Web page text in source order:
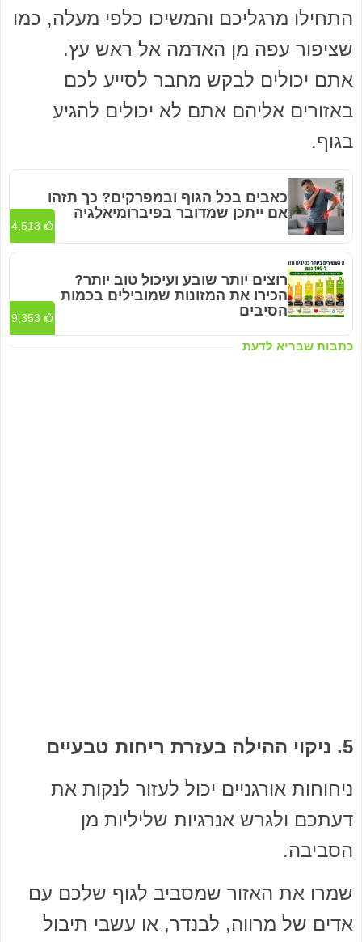
התחילו מרגליכם והמשיכו כלפי מעלה, כמו
שציפור עפה מן האדמה אל ראש עץ.
אתם יכולים לבקש מחבר לסייע לכם
באזורים אליהם אתם לא יכולים להגיע
בגוף.
כתבות שבריא לדעת
כאבים בכל הגוף ובמפרקים? כך תזהו
אם ייתכן שמדובר בפיברומיאלגיה
4,513
רוצים יותר שובע ועיכול טוב יותר?
הכירו את המזונות שמובילים בכמות
הסיבים
9,353
5. ניקוי ההילה בעזרת ריחות טבעיים
ניחוחות אורגניים יכול לעזור לנקות את
דעתכם ולגרש אנרגיות שליליות מן
הסביבה.
שמרו את האזור שמסביב לגוף שלכם עם
אדים של מרווה, לבנדר, או עשבי תיבול